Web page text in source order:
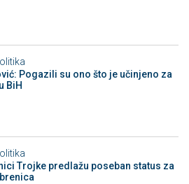
Pogazili su ono što je učinjeno za
BiH
Trojke predlažu poseban status za